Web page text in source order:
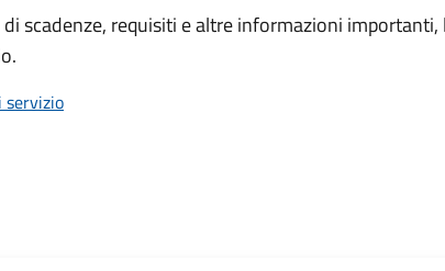
scadenze, requisiti e altre informazioni
servizio